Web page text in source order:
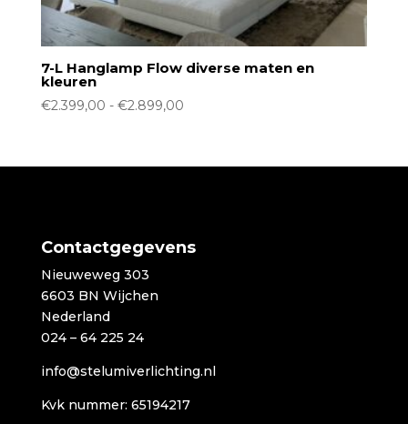
7-L Hanglamp Flow diverse maten en
kleuren
€2.399,00 - €2.899,00Prijsklasse:
€2.899,00
Contactgegevens
Nieuweweg 303
6603 BN Wijchen
Nederland
024 – 64 225 24
info@stelumiverlichting.nl
Kvk nummer: 65194217